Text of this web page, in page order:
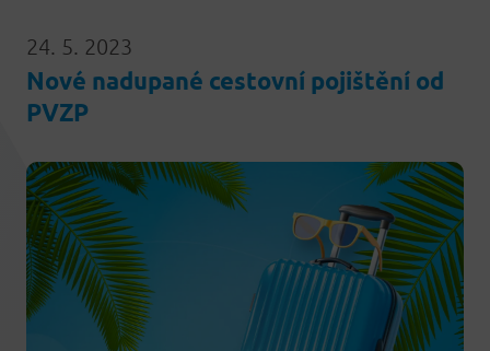
24. 5. 2023
Nové nadupané cestovní pojištění od
PVZP